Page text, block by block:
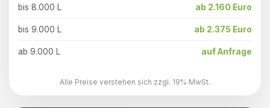
bis 8.000 L ab 2.160 Euro
bis 9.000 L ab 2.375 Euro
ab 9.000 L auf Anfrage
Alle Preise verstehen sich zzgl. 19% MwSt.